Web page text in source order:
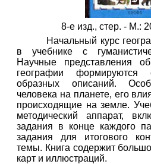
8-е изд., стер. - М.:
Начальный курс
в учебнике с
Научные представления
географии
образных описаний.
человека на планете, его
происходящие на земле.
методический аппарат,
задания в конце каждого
задания для итогового
темы. Книга содержит
карт и иллюстраций.